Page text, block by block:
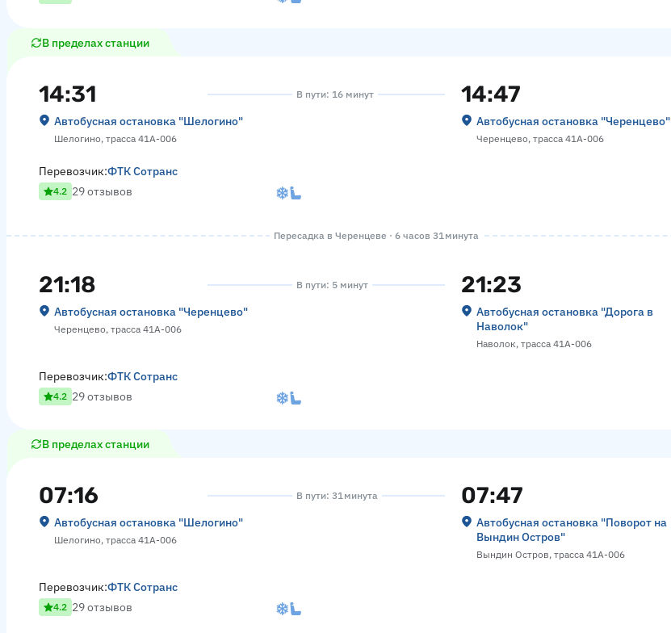
В пределах станции
14:31
Автобусная остановка "Шелогино"
Шелогино, трасса 41А-006
В пути: 16 минут 14:47
Автобусная остановка "Черенцево"
Черенцево, трасса 41А-006
Перевозчик:ФТК Сотранс
4.2 29 отзывов
Пересадка в Черенцеве · 6 часов 31 минута
21:18
Автобусная остановка "Черенцево"
Черенцево, трасса 41А-006
В пути: 5 минут 21:23
Автобусная остановка "Дорога в
Наволок"
Наволок, трасса 41А-006
Перевозчик:ФТК Сотранс
4.2 29 отзывов
В пределах станции
07:16
Автобусная остановка "Шелогино"
Шелогино, трасса 41А-006
В пути: 31 минута 07:47
Автобусная остановка "Поворот на
Вындин Остров"
Вындин Остров, трасса 41А-006
Перевозчик:ФТК Сотранс
4.2 29 отзывов